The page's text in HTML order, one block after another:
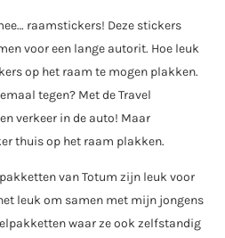
raamstickers! Deze stickers
voor een lange autorit. Hoe leuk
op het raam te mogen plakken.
tegen? Met de Travel
verkeer in de auto! Maar
thuis op het raam plakken.
van Totum zijn leuk voor
leuk om samen met mijn jongens
waar ze ook zelfstandig